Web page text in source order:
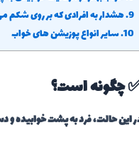
9. هشدار به افرادی که بر روی شکم
10. سایر انواع پوزیشن های خواب
چگونه است؟
این حالت، فرد به پشت خوابیده و